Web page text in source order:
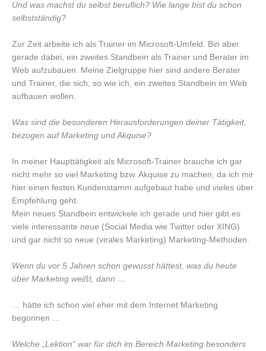
Und was machst du selbst beruflich? Wie lange bist du schon
selbstständig?
Zur Zeit arbeite ich als Trainer im Microsoft-Umfeld. Bin aber
gerade dabei, ein zweites Standbein als Trainer und Berater im
Web aufzubauen. Meine Zielgruppe hier sind andere Berater
und Trainer, die sich, so wie ich, ein zweites Standbein im Web
aufbauen wollen.
Was sind die besonderen Herausforderungen deiner Tätigkeit,
bezogen auf Marketing und Akquise?
In meiner Haupttätigkeit als Microsoft-Trainer brauche ich gar
nicht mehr so viel Marketing bzw. Akquise zu machen, da ich mir
hier einen festen Kundenstamm aufgebaut habe und vieles über
Empfehlung geht.
Mein neues Standbein entwickele ich gerade und hier gibt es
viele interessante neue (Social Media wie Twitter oder XING)
und gar nicht so neue (virales Marketing) Marketing-Methoden.
Wenn du vor 5 Jahren schon gewusst hättest, was du heute
über Marketing weißt, dann …
… hätte ich schon viel eher mit dem Internet Marketing
begonnen …
Welche „Lektion“ war für dich im Bereich Marketing besonders